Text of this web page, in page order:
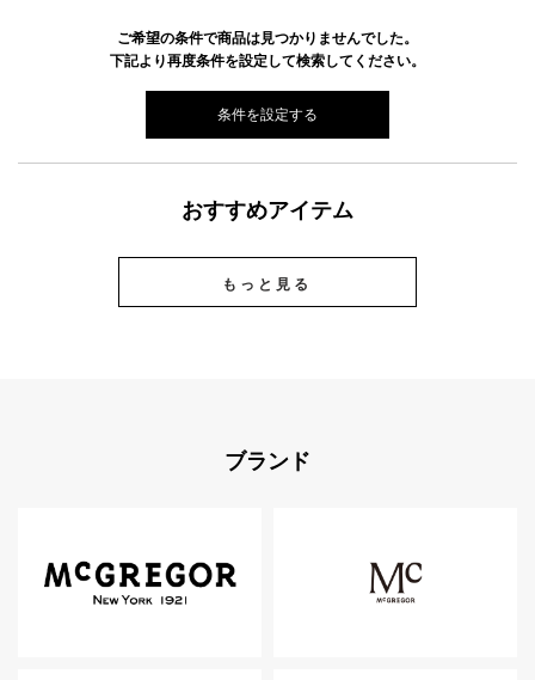
ご希望の条件で商品は見つかりませんでした。
下記より再度条件を設定して検索してください。
条件を設定する
おすすめアイテム
もっと見る
ブランド